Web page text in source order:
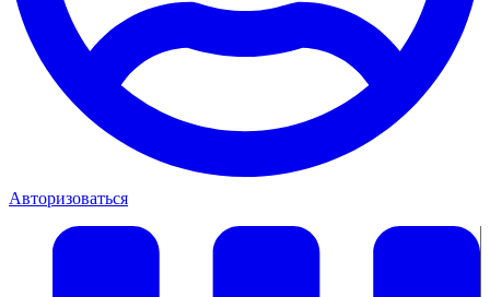
Авторизоваться